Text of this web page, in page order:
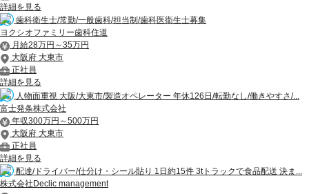
詳細を見る
歯科衛生士/常勤/一般歯科/担当制/歯科医衛生士募集
ヨクシオファミリー歯科住道
月給28万円～35万円
大阪府 大東市
正社員
詳細を見る
人物面重視 大阪/大東市/製造オペレーター 年休126日/転勤なし/働きやすさ/...
富士発条株式会社
年収300万円～500万円
大阪府 大東市
正社員
詳細を見る
配達/ドライバー/仕分け・シール貼り 1日約15件 3tトラックで食品配送 決ま...
株式会社Declic management